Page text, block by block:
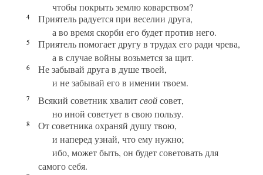
чтобы покрыть землю коварством?
4
Приятель радуется при веселии друга,
а во время скорби его будет против него.
5
Приятель помогает другу в трудах его ради чрева,
а в случае войны возьмется за щит.
6
Не забывай друга в душе твоей,
и не забывай его в имении твоем.
7 Всякий советник хвалитсвойсовет,
но иной советует в свою пользу.
8
От советника охраняй душу твою,
и наперед узнай, что ему нужно;
ибо, может быть, он будет советовать для
самого себя.